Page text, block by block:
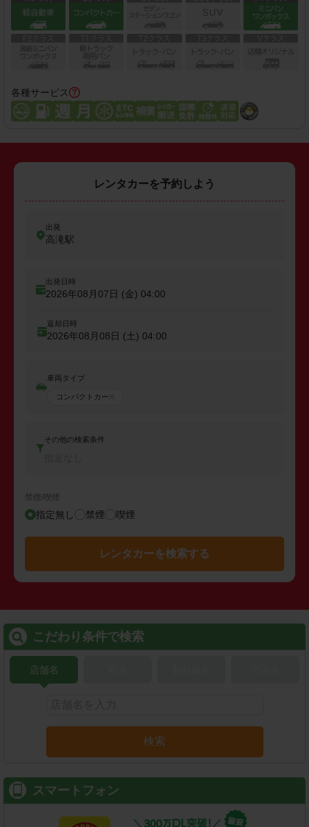
各種サービス
レンタカーを予約しよう
出発
高滝駅
出発日時
2026年08月07日 (金) 04:00
返却日時
2026年08月08日 (土) 04:00
車両タイプ
コンパクトカー
その他の検索条件
禁煙/喫煙
指定無し 禁煙 喫煙
レンタカーを検索する
こだわり条件で検索
店舗名
検索
スマートフォン